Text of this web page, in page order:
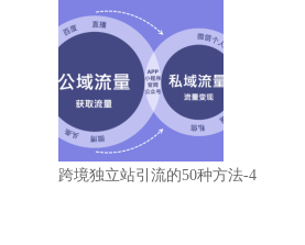
跨境独立站引流的50种方法-4